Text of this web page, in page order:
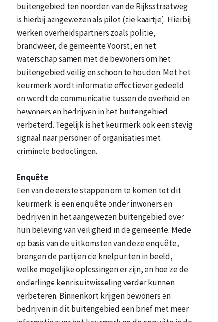
buitengebied ten noorden van de Rijksstraatweg
is hierbij aangewezen als pilot (zie kaartje). Hierbij
werken overheidspartners zoals politie,
brandweer, de gemeente Voorst, en het
waterschap samen met de bewoners om het
buitengebied veilig en schoon te houden. Met het
keurmerk wordt informatie effectiever gedeeld
en wordt de communicatie tussen de overheid en
bewoners en bedrijven in het buitengebied
verbeterd. Tegelijk is het keurmerk ook een stevig
signaal naar personen of organisaties met
criminele bedoelingen.
Enquête
Een van de eerste stappen om te komen tot dit
keurmerk is een enquête onder inwoners en
bedrijven in het aangewezen buitengebied over
hun beleving van veiligheid in de gemeente. Mede
op basis van de uitkomsten van deze enquête,
brengen de partijen de knelpunten in beeld,
welke mogelijke oplossingen er zijn, en hoe ze de
onderlinge kennisuitwisseling verder kunnen
verbeteren. Binnenkort krijgen bewoners en
bedrijven in dit buitengebied een brief met meer